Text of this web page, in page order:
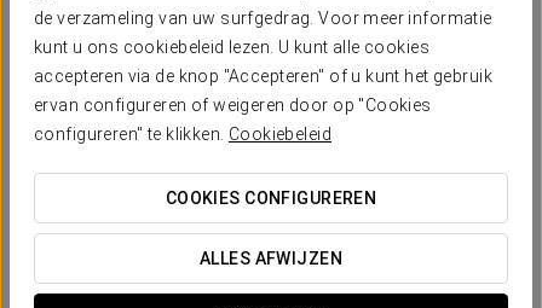
de verzameling van uw surfgedrag. Voor meer informatie
kunt u ons cookiebeleid lezen. U kunt alle cookies
accepteren via de knop "Accepteren" of u kunt het gebruik
ervan configureren of weigeren door op "Cookies
configureren" te klikken. Cookiebeleid
COOKIES CONFIGUREREN
ALLES AFWIJZEN
€ 35
Romantische Ervaring
Maak van uw verblijf een bijzondere gelegenheid met een
ervaring die speciaal is ontworpen om samen van te
genieten. Verras die speciale persoon en creëer
onvergetelijke herinneringen.